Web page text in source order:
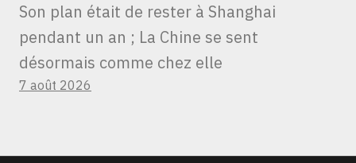
Son plan était de rester à Shanghai
pendant un an ; La Chine se sent
désormais comme chez elle
7 août 2026